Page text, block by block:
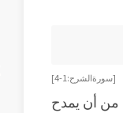
[سورة الشرح: 1-4]
من أن يمدح